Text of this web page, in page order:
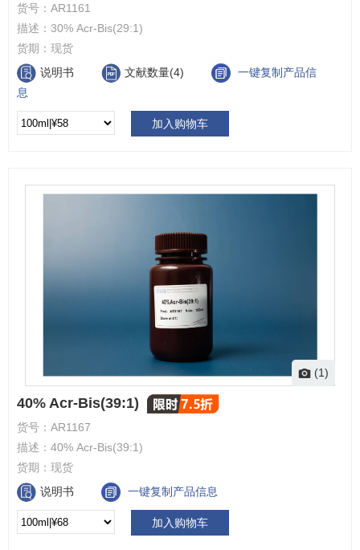
货号： AR1161
描述： 30% Acr-Bis(29:1)
货期： 现货
说明书
文献数量(4)
一键复制产品信
息
加入购物车
(1)
40% Acr-Bis(39:1)
货号： AR1167
描述： 40% Acr-Bis(39:1)
货期： 现货
说明书
一键复制产品信息
加入购物车